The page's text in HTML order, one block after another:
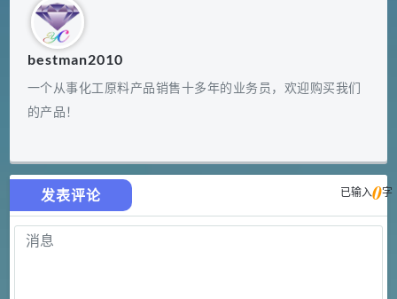
bestman2010
一个从事化工原料产品销售十多年的业务员，欢迎购买我们
的产品！
发表评论 已输入0字